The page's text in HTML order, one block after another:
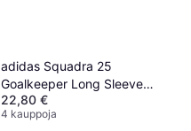
adidas Squadra 25
Goalkeeper Long Sleeve
Jersey
22,80 €
4 kauppoja